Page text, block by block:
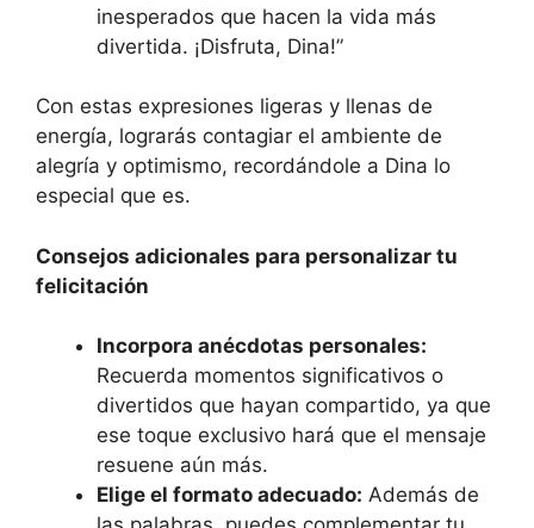
inesperados que hacen la vida más
divertida. ¡Disfruta, Dina!”
Con estas expresiones ligeras y llenas de
energía, lograrás contagiar el ambiente de
alegría y optimismo, recordándole a Dina lo
especial que es.
Consejos adicionales para personalizar tu
felicitación
Incorpora anécdotas personales:
Recuerda momentos significativos o
divertidos que hayan compartido, ya que
ese toque exclusivo hará que el mensaje
resuene aún más.
Elige el formato adecuado: Además de